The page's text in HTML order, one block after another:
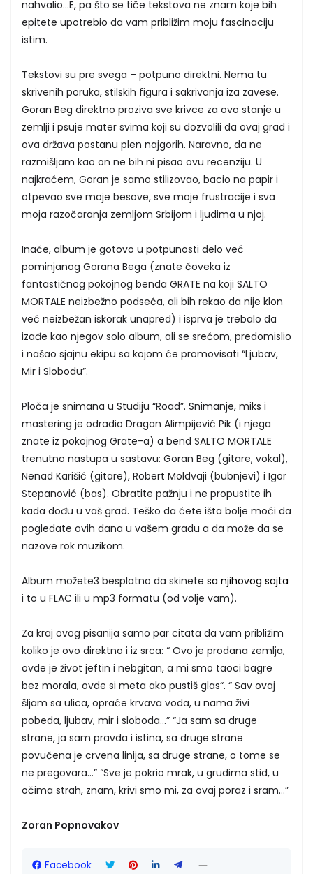
nahvalio…E, pa što se tiče tekstova ne znam koje bih
epitete upotrebio da vam približim moju fascinaciju
istim.
Tekstovi su pre svega – potpuno direktni. Nema tu
skrivenih poruka, stilskih figura i sakrivanja iza zavese.
Goran Beg direktno proziva sve krivce za ovo stanje u
zemlji i psuje mater svima koji su dozvolili da ovaj grad i
ova država postanu plen najgorih. Naravno, da ne
razmišljam kao on ne bih ni pisao ovu recenziju. U
najkraćem, Goran je samo stilizovao, bacio na papir i
otpevao sve moje besove, sve moje frustracije i sva
moja razočaranja zemljom Srbijom i ljudima u njoj.
Inače, album je gotovo u potpunosti delo već
pominjanog Gorana Bega (znate čoveka iz
fantastičnog pokojnog benda GRATE na koji SALTO
MORTALE neizbežno podseća, ali bih rekao da nije klon
već neizbežan iskorak unapred) i isprva je trebalo da
izađe kao njegov solo album, ali se srećom, predomislio
i našao sjajnu ekipu sa kojom će promovisati “Ljubav,
Mir i Slobodu”.
Ploča je snimana u Studiju “Road”. Snimanje, miks i
mastering je odradio Dragan Alimpijević Pik (i njega
znate iz pokojnog Grate-a) a bend SALTO MORTALE
trenutno nastupa u sastavu: Goran Beg (gitare, vokal),
Nenad Karišić (gitare), Robert Moldvaji (bubnjevi) i Igor
Stepanović (bas). Obratite pažnju i ne propustite ih
kada dođu u vaš grad. Teško da ćete išta bolje moći da
pogledate ovih dana u vašem gradu a da može da se
nazove rok muzikom.
Album možete3 besplatno da skinete sa njihovog sajta
i to u FLAC ili u mp3 formatu (od volje vam).
Za kraj ovog pisanija samo par citata da vam približim
koliko je ovo direktno i iz srca: “ Ovo je prodana zemlja,
ovde je život jeftin i nebgitan, a mi smo taoci bagre
bez morala, ovde si meta ako pustiš glas“. “ Sav ovaj
šljam sa ulica, opraće krvava voda, u nama živi
pobeda, ljubav, mir i sloboda…” “Ja sam sa druge
strane, ja sam pravda i istina, sa druge strane
povučena je crvena linija, sa druge strane, o tome se
ne pregovara…” “Sve je pokrio mrak, u grudima stid, u
očima strah, znam, krivi smo mi, za ovaj poraz i sram…”
Zoran Popnovakov
Facebook